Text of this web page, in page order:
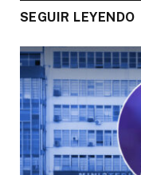
SEGUIR LEYENDO